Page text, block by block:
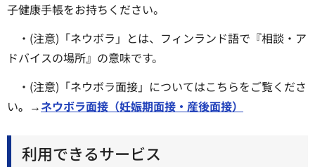
子健康手帳をお持ちください。
・(注意)「ネウボラ」とは、フィンランド語で『相談・ア
ドバイスの場所』の意味です。
・(注意)「ネウボラ面接」についてはこちらをご覧くださ
い。→ネウボラ面接（妊娠期面接・産後面接）
利用できるサービス